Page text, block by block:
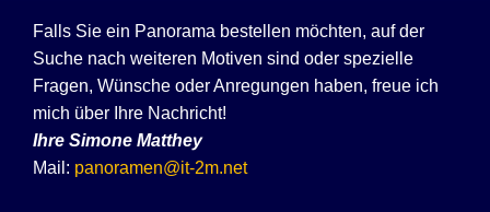
Falls Sie ein Panorama bestellen möchten, auf der
Suche nach weiteren Motiven sind oder spezielle
Fragen, Wünsche oder Anregungen haben, freue ich
mich über Ihre Nachricht!
Ihre Simone Matthey
Mail: panoramen@it-2m.net